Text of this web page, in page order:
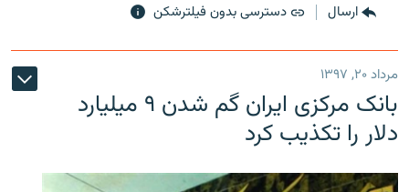
ارسال دسترسی بدون فیلترشکن
مرداد ۲۰, ۱۳۹۷
بانک مرکزی ایران گم شدن ۹ میلیارد
دلار را تکذیب کرد